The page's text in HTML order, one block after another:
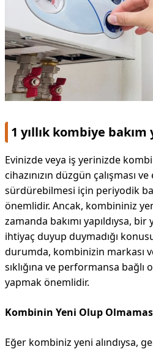
1 yıllık kombiye bakım
Evinizde veya iş yerinizde kombi
cihazınızın düzgün çalışması
sürdürebilmesi için periyodik
önemlidir. Ancak, kombininiz
zamanda bakımı yapıldıysa,
ihtiyaç duyup duymadığı
durumda, kombinizin markası
sıklığına ve performansa
yapmak önemlidir.
Kombinin Yeni Olup
Eğer kombiniz yeni alındıysa,